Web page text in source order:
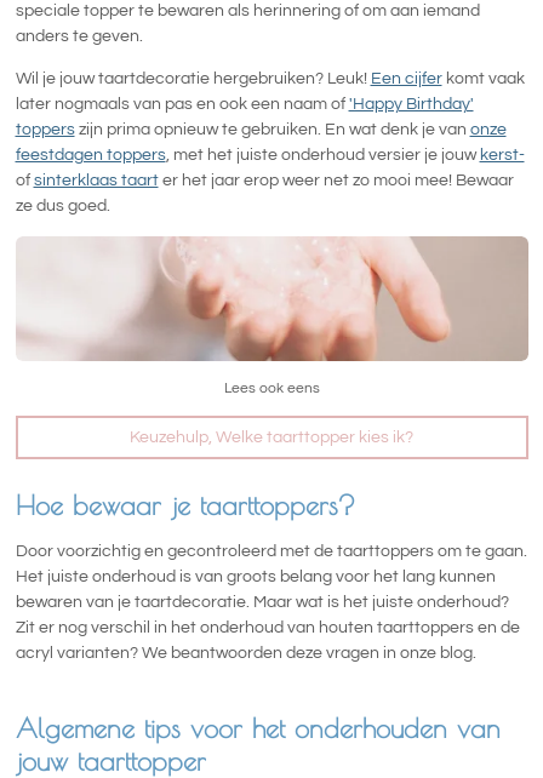
speciale topper te bewaren als herinnering of om aan iemand
anders te geven.
Wil je jouw taartdecoratie hergebruiken? Leuk! Een cijferkomt vaak
later nogmaals van pas en ook een naam of 'Happy Birthday'
topperszijn prima opnieuw te gebruiken. En wat denk je van onze
feestdagen toppers, met het juiste onderhoud versier je jouw kerst-
of sinterklaas taarter het jaar erop weer net zo mooi mee! Bewaar
ze dus goed.
Lees ook eens
Keuzehulp, Welke taarttopper kies ik?
Hoe bewaar je taarttoppers?
Door voorzichtig en gecontroleerd met de taarttoppers om te gaan.
Het juiste onderhoud is van groots belang voor het lang kunnen
bewaren van je taartdecoratie. Maar wat is het juiste onderhoud?
Zit er nog verschil in het onderhoud van houten taarttoppers en de
acryl varianten? We beantwoorden deze vragen in onze blog.
Algemene tips voor het onderhouden van
jouw taarttopper